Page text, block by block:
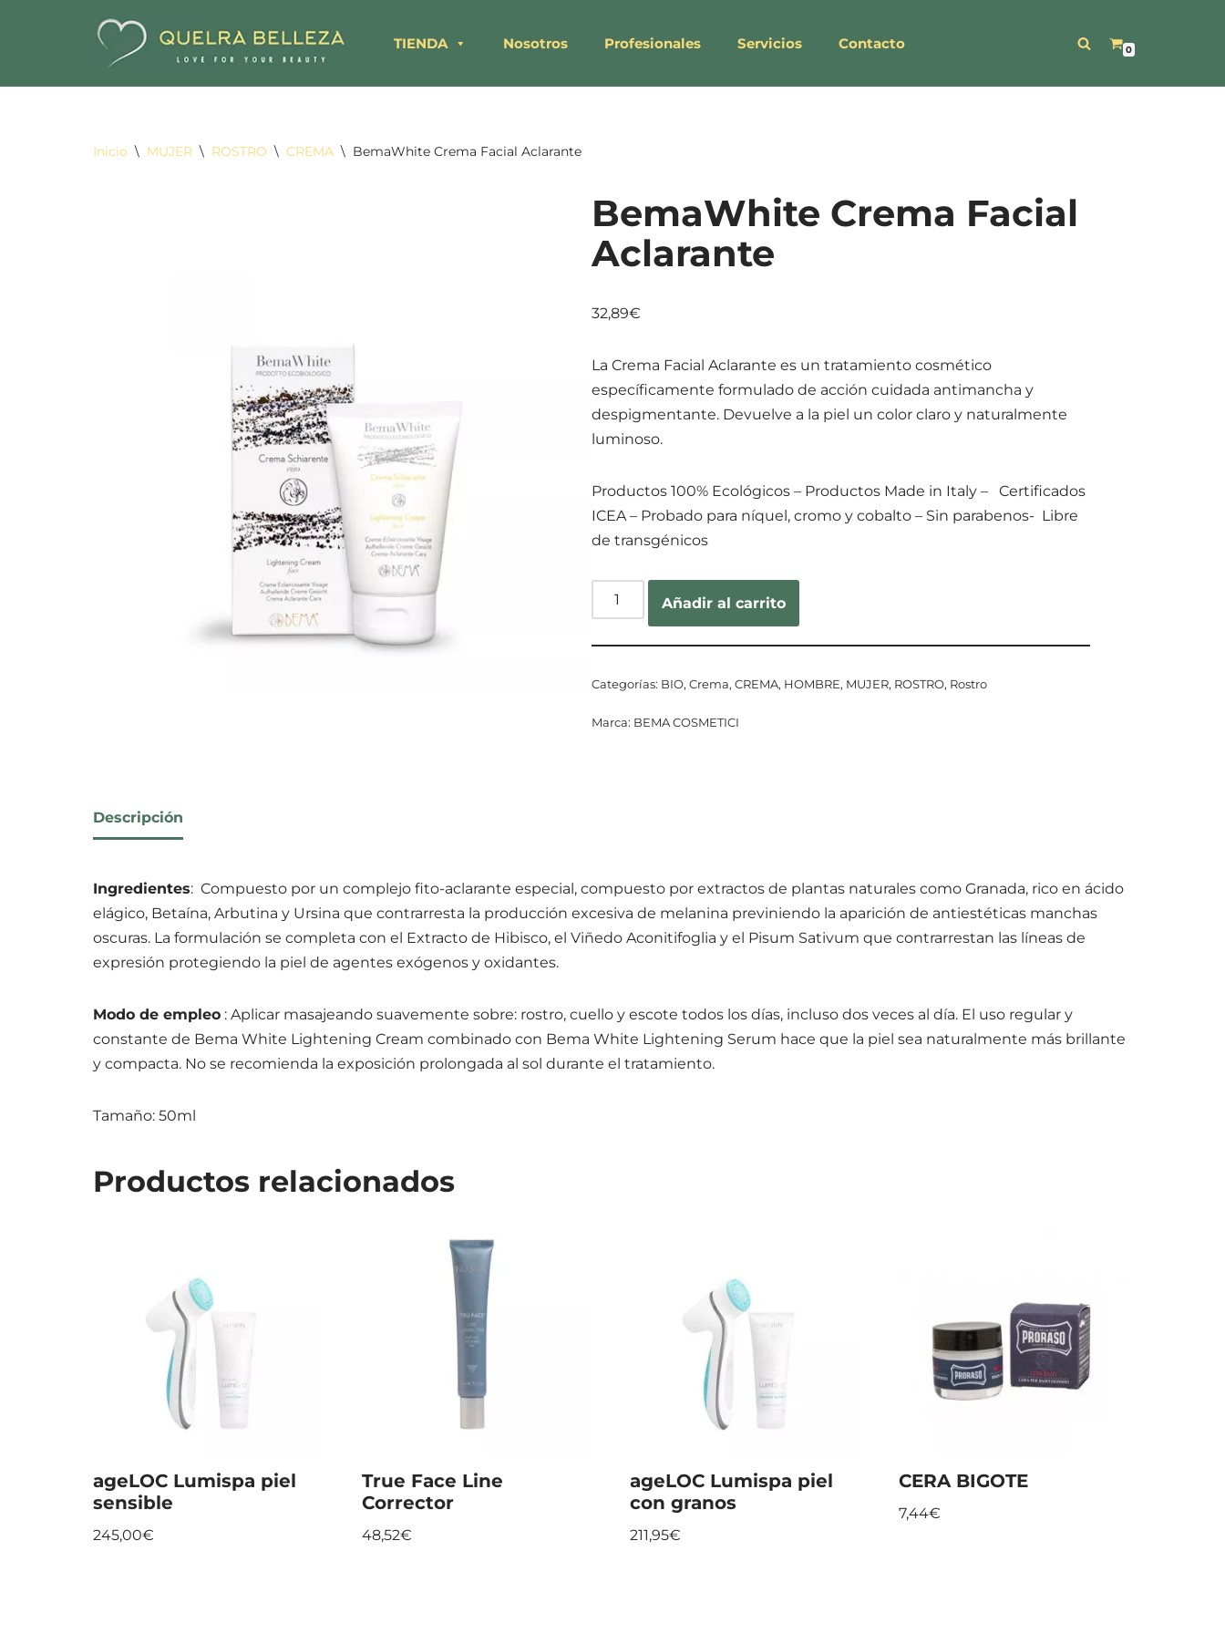
TIENDA Nosotros Profesionales Servicios Contacto 0
Inicio \ MUJER \ ROSTRO \ CREMA \ BemaWhite Crema Facial Aclarante
BemaWhite Crema Facial
Aclarante
32,89€
La Crema Facial Aclarante es un tratamiento cosmético
específicamente formulado de acción cuidada antimancha y
despigmentante. Devuelve a la piel un color claro y naturalmente
luminoso.
Productos 100% Ecológicos – Productos Made in Italy – Certificados
ICEA – Probado para níquel, cromo y cobalto – Sin parabenos- Libre
de transgénicos
Añadir al carrito
Categorías: BIO,Crema,CREMA, HOMBRE, MUJER, ROSTRO, Rostro
Marca: BEMA COSMETICI
Descripción
Ingredientes: Compuesto por un complejo fito-aclarante especial, compuesto por extractos de plantas naturales como Granada, rico en ácido
elágico, Betaína, Arbutina y Ursina que contrarresta la producción excesiva de melanina previniendo la aparición de antiestéticas manchas
oscuras. La formulación se completa con el Extracto de Hibisco, el Viñedo Aconitifoglia y el Pisum Sativum que contrarrestan las líneas de
expresión protegiendo la piel de agentes exógenos y oxidantes.
Modo de empleo : Aplicar masajeando suavemente sobre: ​​rostro, cuello y escote todos los días, incluso dos veces al día. El uso regular y
constante de Bema White Lightening Cream combinado con Bema White Lightening Serum hace que la piel sea naturalmente más brillante
y compacta. No se recomienda la exposición prolongada al sol durante el tratamiento.
Tamaño: 50ml
Productos relacionados
ageLOC Lumispa piel
sensible
245,00€
True Face Line
Corrector
48,52€
ageLOC Lumispa piel
con granos
211,95€
CERA BIGOTE
7,44€